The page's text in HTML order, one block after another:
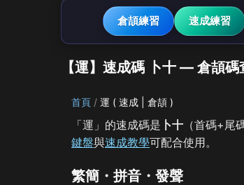
倉頡練習 速成練習
【運】速成碼 卜十 — 倉頡碼
首頁 運 ( 速成 | 倉頡 )
「運」的速成碼是 卜十 （首碼+
鍵盤與速成教學可配合使用。
繁簡・拼音・發聲